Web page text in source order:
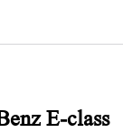
E-class